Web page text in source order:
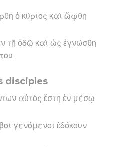
ὁ κύριος καὶ ὤφθη
τῇ ὁδῷ καὶ ὡς ἐγνώσθη
disciples
αὐτὸς ἔστη ἐν μέσῳ
γενόμενοι ἐδόκουν